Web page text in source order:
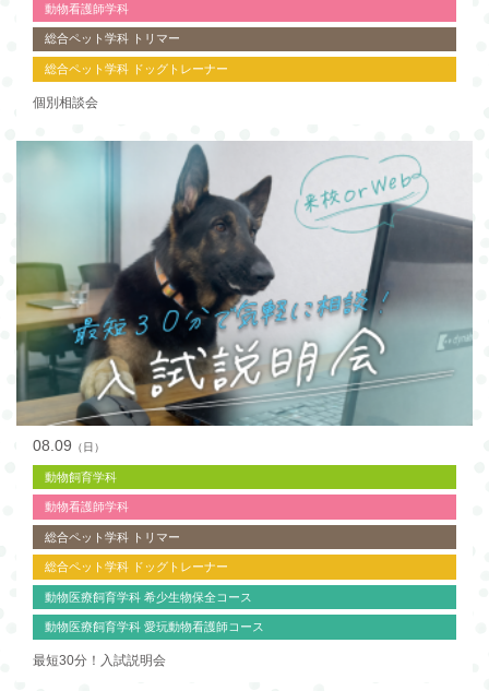
動物看護師学科
総合ペット学科 トリマー
総合ペット学科 ドッグトレーナー
個別相談会
08.09 （日）
動物飼育学科
動物看護師学科
総合ペット学科 トリマー
総合ペット学科 ドッグトレーナー
動物医療飼育学科 希少生物保全コース
動物医療飼育学科 愛玩動物看護師コース
最短30分！入試説明会